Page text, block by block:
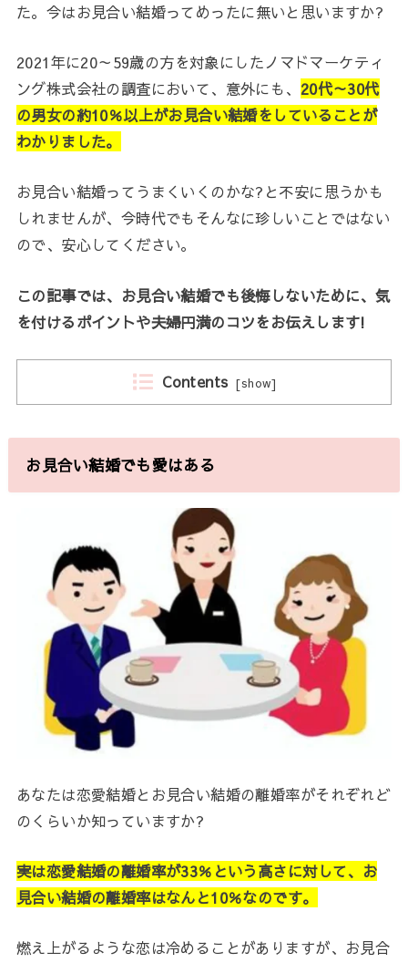
た。 今はお見合い結婚ってめったに無いと思いますか?
2021年に20～59歳の方を対象にしたノマドマーケティ
ング株式会社の調査において、意外にも、 20代～30代
の男女の約10％以上がお見合い結婚をしていることが
わかりました。
お見合い結婚ってうまくいくのかな?と不安に思うかも
しれませんが、今時代でもそんなに珍しいことではない
ので、安心してください。
この記事では、お見合い結婚でも後悔しないために、気
を付けるポイントや夫婦円満のコツをお伝えします!
Contents [show]
お見合い結婚でも愛はある
あなたは恋愛結婚とお見合い結婚の離婚率がそれぞれど
のくらいか知っていますか?
実は恋愛結婚の離婚率が33％という高さに対して、お
見合い結婚の離婚率はなんと10％なのです。
燃え上がるような恋は冷めることがありますが、お見合